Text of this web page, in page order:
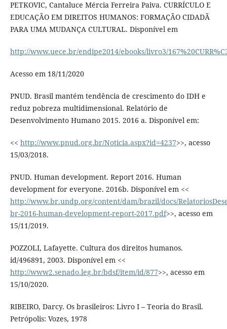
PETKOVIC, Cantaluce Mércia Ferreira Paiva. CURRÍCULO E
EDUCAÇÃO EM DIREITOS HUMANOS: FORMAÇÃO CIDADÃ
PARA UMA MUDANÇA CULTURAL. Disponível em
http://www.uece.br/endipe2014/ebooks/livro3/
Acesso em 18/11/2020
PNUD. Brasil mantém tendência de crescimento do IDH e
reduz pobreza multidimensional. Relatório de
Desenvolvimento Humano 2015. 2016 a. Disponível em:
<< http://www.pnud.org.br/Noticia.aspx?id=4237>>, acesso
15/03/2018.
PNUD. Human development. Report 2016. Human
development for everyone. 2016b. Disponível em <<
http://www.br.undp.org/content/dam/brazil/docs/
br-2016-human-development-report-2017.pdf>>, acesso em
15/11/2019.
POZZOLI, Lafayette. Cultura dos direitos humanos.
id/496891, 2003. Disponível em <<
http://www2.senado.leg.br/bdsf/item/id/877>>, acesso em
15/10/2020.
RIBEIRO, Darcy. Os brasileiros: Livro I – Teoria do Brasil.
Petrópolis: Vozes, 1978